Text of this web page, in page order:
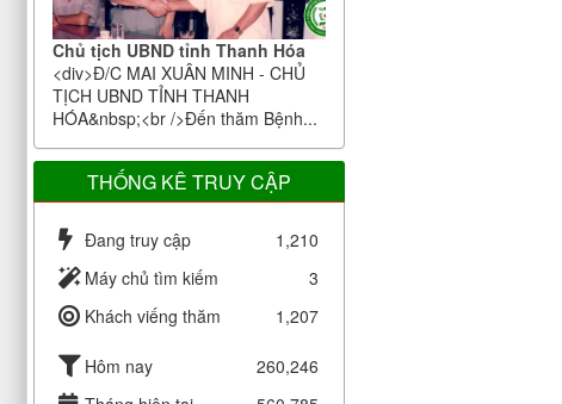
Chủ tịch UBND tỉnh Thanh Hóa
<div>Đ/C MAI XUÂN MINH - CHỦ
TỊCH UBND TỈNH THANH
HÓA&nbsp;<br />Đến thăm Bệnh...
THỐNG KÊ TRUY CẬP
Đang truy cập
1,210
Máy chủ tìm kiếm
3
Khách viếng thăm
1,207
Hôm nay
260,246